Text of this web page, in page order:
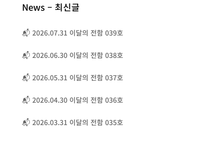
News – 최신글
📬 2026.07.31 이달의 전함 039호
📬 2026.06.30 이달의 전함 038호
📬 2026.05.31 이달의 전함 037호
📬 2026.04.30 이달의 전함 036호
📬 2026.03.31 이달의 전함 035호